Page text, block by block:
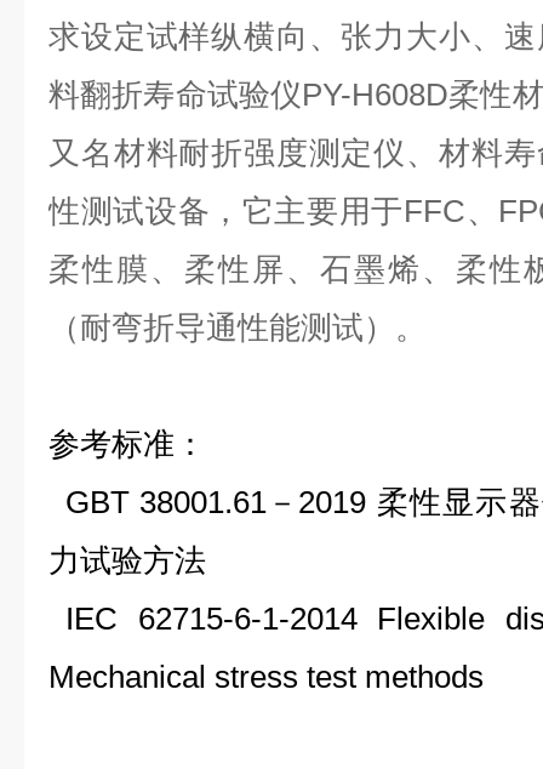
求设定试样纵横向、张力大小、
料翻折寿命试验仪PY-H608D柔性
又名材料耐折强度测定仪、材料
性测试设备，它主要用于FFC、
柔性膜、柔性屏、石墨烯、柔性
（耐弯折导通性能测试）。
参考标准：
GBT 38001.61 － 2019 柔性显示
力试验方法
IEC 62715-6-1-2014 Flexible
Mechanical stress test methods